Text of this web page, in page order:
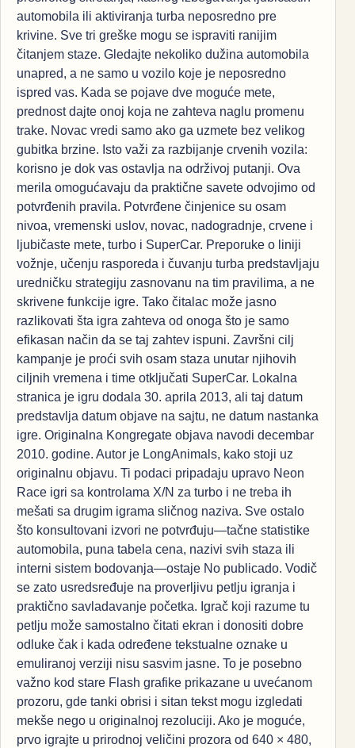
automobila ili aktiviranja turba neposredno pre
krivine. Sve tri greške mogu se ispraviti ranijim
čitanjem staze. Gledajte nekoliko dužina automobila
unapred, a ne samo u vozilo koje je neposredno
ispred vas. Kada se pojave dve moguće mete,
prednost dajte onoj koja ne zahteva naglu promenu
trake. Novac vredi samo ako ga uzmete bez velikog
gubitka brzine. Isto važi za razbijanje crvenih vozila:
korisno je dok vas ostavlja na održivoj putanji. Ova
merila omogućavaju da praktične savete odvojimo od
potvrđenih pravila. Potvrđene činjenice su osam
nivoa, vremenski uslov, novac, nadogradnje, crvene i
ljubičaste mete, turbo i SuperCar. Preporuke o liniji
vožnje, učenju rasporeda i čuvanju turba predstavljaju
uredničku strategiju zasnovanu na tim pravilima, a ne
skrivene funkcije igre. Tako čitalac može jasno
razlikovati šta igra zahteva od onoga što je samo
efikasan način da se taj zahtev ispuni. Završni cilj
kampanje je proći svih osam staza unutar njihovih
ciljnih vremena i time otključati SuperCar. Lokalna
stranica je igru dodala 30. aprila 2013, ali taj datum
predstavlja datum objave na sajtu, ne datum nastanka
igre. Originalna Kongregate objava navodi decembar
2010. godine. Autor je LongAnimals, kako stoji uz
originalnu objavu. Ti podaci pripadaju upravo Neon
Race igri sa kontrolama X/N za turbo i ne treba ih
mešati sa drugim igrama sličnog naziva. Sve ostalo
što konsultovani izvori ne potvrđuju—tačne statistike
automobila, puna tabela cena, nazivi svih staza ili
interni sistem bodovanja—ostaje No publicado. Vodič
se zato usredsređuje na proverljivu petlju igranja i
praktično savladavanje početka. Igrač koji razume tu
petlju može samostalno čitati ekran i donositi dobre
odluke čak i kada određene tekstualne oznake u
emuliranoj verziji nisu sasvim jasne. To je posebno
važno kod stare Flash grafike prikazane u uvećanom
prozoru, gde tanki obrisi i sitan tekst mogu izgledati
mekše nego u originalnoj rezoluciji. Ako je moguće,
prvo igrajte u prirodnoj veličini prozora od 640 × 480,